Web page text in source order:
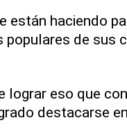
están haciendo
de sus
lograr eso que
destacarse